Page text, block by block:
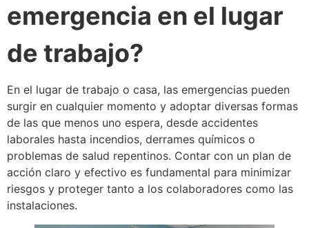
emergencia en el lugar
de trabajo?
En el lugar de trabajo o casa, las emergencias pueden
surgir en cualquier momento y adoptar diversas formas
de las que menos uno espera, desde accidentes
laborales hasta incendios, derrames químicos o
problemas de salud repentinos. Contar con un plan de
acción claro y efectivo es fundamental para minimizar
riesgos y proteger tanto a los colaboradores como las
instalaciones.